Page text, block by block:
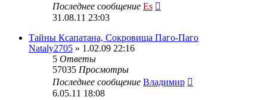
Последнее сообщение Es
31.08.11 23:03
Тайны Ксапатана, Сокровища Паго-Паго
Nataly2705 » 1.02.09 22:16
5 Ответы
57035 Просмотры
Последнее сообщение Владимир
6.05.11 18:08